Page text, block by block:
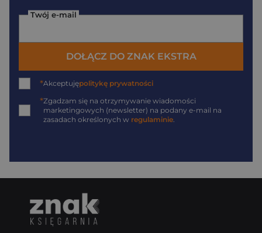
Twój e-mail
DOŁĄCZ DO ZNAK EKSTRA
*Akceptujępolitykę prywatności
*Zgadzam się na otrzymywanie wiadomości
marketingowych (newsletter) na podany e-mail na
zasadach określonych w regulaminie